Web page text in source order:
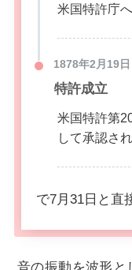
米国特許庁
1878年2月19日
特許成立
米国特許第
して承認さ
で7月31日と直